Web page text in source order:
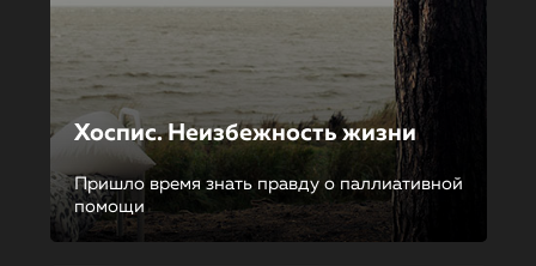
Хоспис. Неизбежность жизни
Пришло время знать правду о паллиативной
помощи